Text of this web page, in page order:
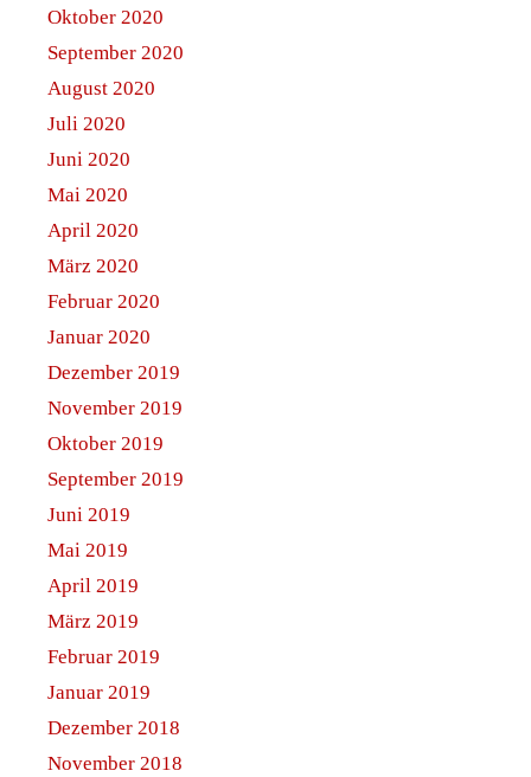
Oktober 2020
September 2020
August 2020
Juli 2020
Juni 2020
Mai 2020
April 2020
März 2020
Februar 2020
Januar 2020
Dezember 2019
November 2019
Oktober 2019
September 2019
Juni 2019
Mai 2019
April 2019
März 2019
Februar 2019
Januar 2019
Dezember 2018
November 2018